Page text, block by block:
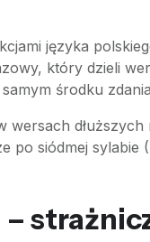
języka
który dzieli
środku
po siódmej